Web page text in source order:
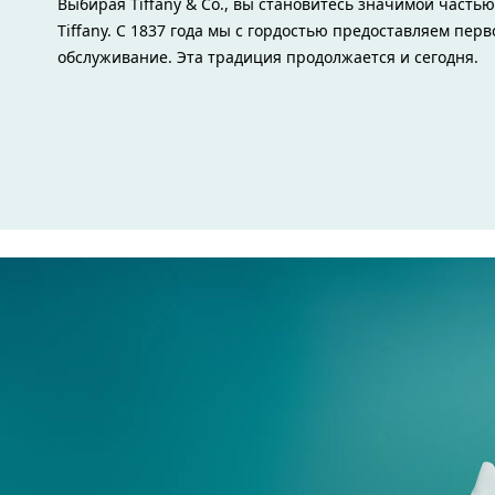
Tiffany. С 1837 года мы с гордостью предоставляем
обслуживание. Эта традиция продолжается и сегодня.